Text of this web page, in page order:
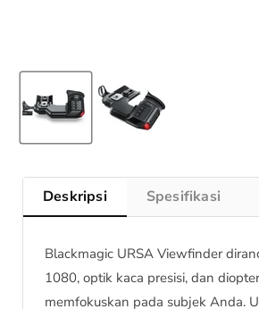
Deskripsi Spesifikasi
Blackmagic URSA Viewfinder
1080, optik kaca presisi, dan
memfokuskan pada subjek Anda.